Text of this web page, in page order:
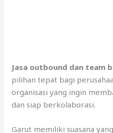
Jasa outbound dan team
pilihan tepat bagi
organisasi yang ingin
dan siap berkolaborasi.
Garut memiliki suasana